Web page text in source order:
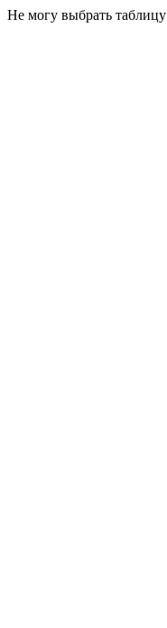
Не могу выбрать таблицу